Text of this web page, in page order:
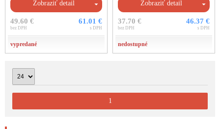
Zobraziť detail
49.60 €
bez DPH
61.01 €
s DPH
vypredané
Zobraziť detail
37.70 €
bez DPH
46.37 €
s DPH
nedostupné
1